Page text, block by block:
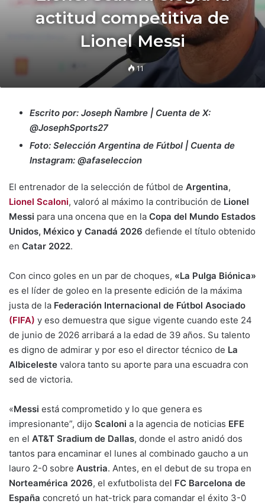
actitud competitiva de
Lionel Messi
11
Escrito por: Joseph Ñambre | Cuenta de X:
@JosephSports27
Foto: Selección Argentina de Fútbol | Cuenta de
Instagram: @afaseleccion
El entrenador de la selección de fútbol de Argentina,
Lionel Scaloni, valoró al máximo la contribución de Lionel
Messi para una oncena que en la Copa del Mundo Estados
Unidos, México y Canadá 2026 defiende el título obtenido
en Catar 2022.
Con cinco goles en un par de choques, «La Pulga Biónica»
es el líder de goleo en la presente edición de la máxima
justa de la Federación Internacional de Fútbol Asociado
(FIFA) y eso demuestra que sigue vigente cuando este 24
de junio de 2026 arribará a la edad de 39 años. Su talento
es digno de admirar y por eso el director técnico de La
Albiceleste valora tanto su aporte para una escuadra con
sed de victoria.
«Messi está comprometido y lo que genera es
impresionante”, dijo Scaloni a la agencia de noticias EFE
en el AT&T Sradium de Dallas, donde el astro anidó dos
tantos para encaminar el lunes al combinado gaucho a un
lauro 2-0 sobre Austria. Antes, en el debut de su tropa en
Norteamérica 2026, el exfutbolista del FC Barcelona de
España concretó un hat-trick para comandar el éxito 3-0